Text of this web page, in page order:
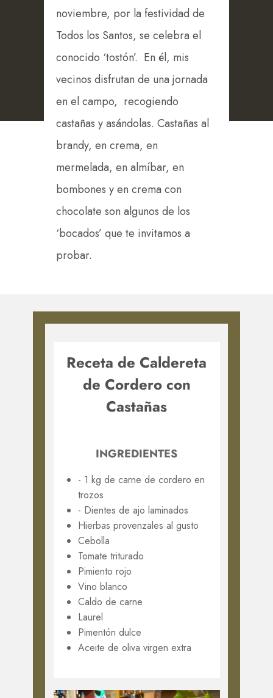
noviembre, por la festividad de
Todos los Santos, se celebra el
conocido ‘tostón’. En él, mis
vecinos disfrutan de una jornada
en el campo, recogiendo
castañas y asándolas. Castañas al
brandy, en crema, en
mermelada, en almíbar, en
bombones y en crema con
chocolate son algunos de los
‘bocados’ que te invitamos a
probar.
Receta de Caldereta
de Cordero con
Castañas
INGREDIENTES
- 1 kg de carne de cordero en
trozos
- Dientes de ajo laminados
Hierbas provenzales al gusto
Cebolla
Tomate triturado
Pimiento rojo
Vino blanco
Caldo de carne
Laurel
Pimentón dulce
Aceite de oliva virgen extra